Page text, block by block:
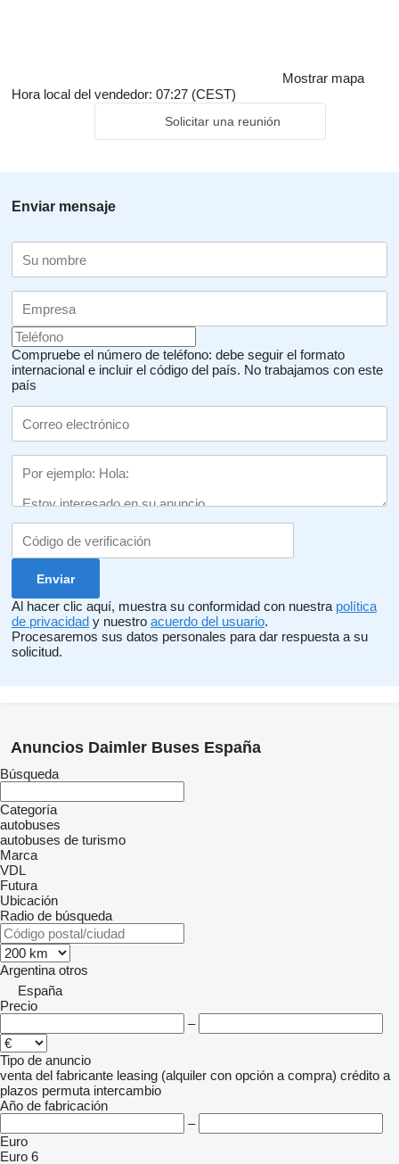
Mostrar mapa
Hora local del vendedor: 07:27 (CEST)
Solicitar una reunión
Enviar mensaje
Compruebe el número de teléfono: debe seguir el formato
internacional e incluir el código del país. No trabajamos con este
país
Al hacer clic aquí, muestra su conformidad con nuestra política
de privacidad y nuestro acuerdo del usuario.
Procesaremos sus datos personales para dar respuesta a su
solicitud.
Anuncios Daimler Buses España
Búsqueda
Categoría
autobuses
autobuses de turismo
Marca
VDL
Futura
Ubicación
Radio de búsqueda
Argentina otros
España
Precio
–
Tipo de anuncio
venta del fabricante leasing (alquiler con opción a compra) crédito a
plazos permuta intercambio
Año de fabricación
–
Euro
Euro 6